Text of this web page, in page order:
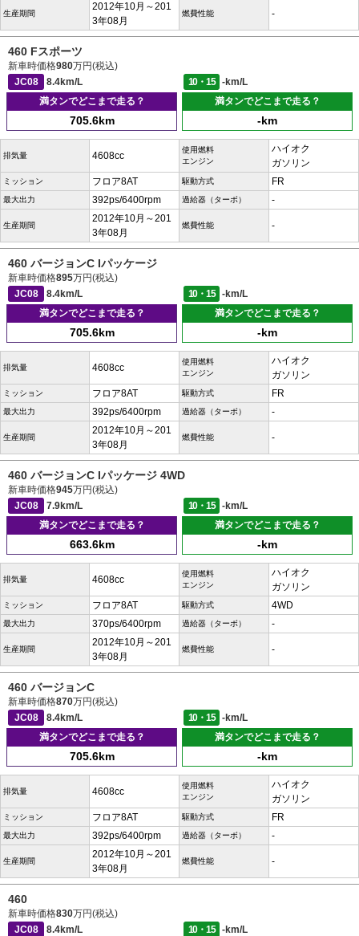
生産期間
2012年10月～201
3年08月
燃費性能 -
460 Fスポーツ
新車時価格980万円(税込)
JC08
8.4km/L 10・15
-km/L
満タンでどこまで走る？
705.6km
満タンでどこまで走る？
-km
排気量 4608cc
使用燃料
エンジン
ハイオク
ガソリン
ミッション フロア8AT 駆動方式 FR
最大出力 392ps/6400rpm 過給器（ターボ） -
生産期間
2012年10月～201
3年08月
燃費性能 -
460 バージョンC Iパッケージ
新車時価格895万円(税込)
JC08
8.4km/L 10・15
-km/L
満タンでどこまで走る？
705.6km
満タンでどこまで走る？
-km
排気量 4608cc
使用燃料
エンジン
ハイオク
ガソリン
ミッション フロア8AT 駆動方式 FR
最大出力 392ps/6400rpm 過給器（ターボ） -
生産期間
2012年10月～201
3年08月
燃費性能 -
460 バージョンC Iパッケージ 4WD
新車時価格945万円(税込)
JC08
7.9km/L 10・15
-km/L
満タンでどこまで走る？
663.6km
満タンでどこまで走る？
-km
排気量 4608cc
使用燃料
エンジン
ハイオク
ガソリン
ミッション フロア8AT 駆動方式 4WD
最大出力 370ps/6400rpm 過給器（ターボ） -
生産期間
2012年10月～201
3年08月
燃費性能 -
460 バージョンC
新車時価格870万円(税込)
JC08
8.4km/L 10・15
-km/L
満タンでどこまで走る？
705.6km
満タンでどこまで走る？
-km
排気量 4608cc
使用燃料
エンジン
ハイオク
ガソリン
ミッション フロア8AT 駆動方式 FR
最大出力 392ps/6400rpm 過給器（ターボ） -
生産期間
2012年10月～201
3年08月
燃費性能 -
460
新車時価格830万円(税込)
JC08
8.4km/L 10・15 -km/L